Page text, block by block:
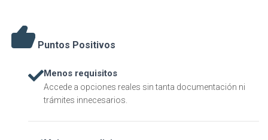
Puntos Positivos
Menos requisitos
Accede a opciones reales sin tanta documentación ni
trámites innecesarios.